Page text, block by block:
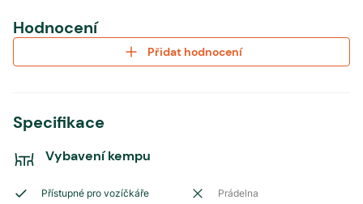
Hodnocení
Přidat hodnocení
Specifikace
Vybavení kempu
Přístupné pro vozíčkáře Prádelna